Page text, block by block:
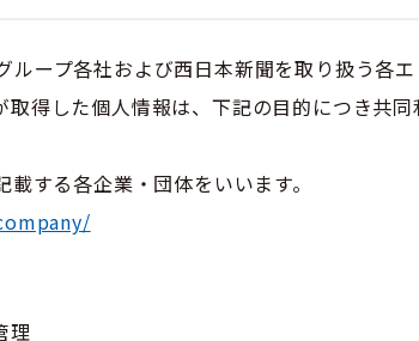
ープ各社および西日本新聞を取り扱う各
得した個人情報は、下記の目的につき共同
する各企業・団体をいいます。
理